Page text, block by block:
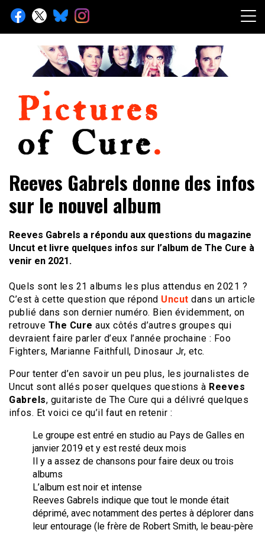
Skip
content
Pictures of Cure
Reeves Gabrels donne des infos
sur le nouvel album
Reeves Gabrels a répondu aux questions du magazine
Uncut et livre quelques infos sur l’album de The Cure à
venir en 2021.
Quels sont les 21 albums les plus attendus en 2021 ?
C’est à cette question que répond Uncut dans un article
publié dans son dernier numéro. Bien évidemment, on
retrouve The Cure aux côtés d’autres groupes qui
devraient faire parler d’eux l’année prochaine : Foo
Fighters, Marianne Faithfull, Dinosaur Jr, etc.
Pour tenter d’en savoir un peu plus, les journalistes de
Uncut sont allés poser quelques questions à Reeves
Gabrels, guitariste de The Cure qui a délivré quelques
infos. Et voici ce qu’il faut en retenir :
Le groupe est entré en studio au Pays de Galles en
janvier 2019 et y est resté deux mois
Il y a assez de chansons pour faire deux ou trois
albums
L’album est noir et intense
Reeves Gabrels indique que tout le monde était
déprimé, avec notamment des pertes à déplorer dans
leur entourage (le frère de Robert Smith, le beau-père